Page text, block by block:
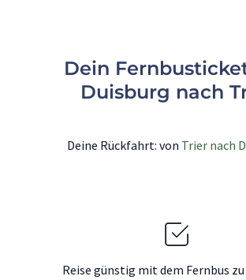
Dein
Duisburg nach
Deine Rückfahrt: von Trier nach
Reise günstig mit dem Fernbus